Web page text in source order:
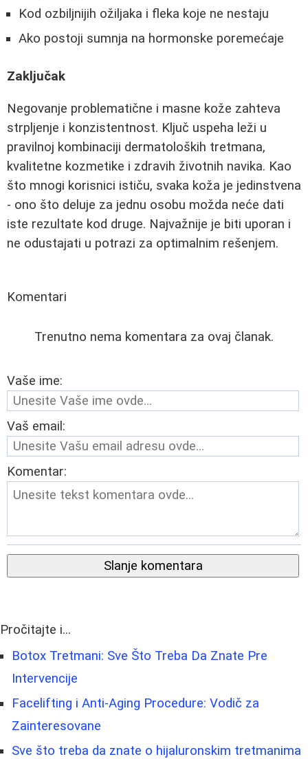
Kod ozbiljnijih ožiljaka i fleka koje ne nestaju
Ako postoji sumnja na hormonske poremećaje
Zaključak
Negovanje problematične i masne kože zahteva
strpljenje i konzistentnost. Ključ uspeha leži u
pravilnoj kombinaciji dermatoloških tretmana,
kvalitetne kozmetike i zdravih životnih navika. Kao
što mnogi korisnici ističu, svaka koža je jedinstvena
- ono što deluje za jednu osobu možda neće dati
iste rezultate kod druge. Najvažnije je biti uporan i
ne odustajati u potrazi za optimalnim rešenjem.
Komentari
Trenutno nema komentara za ovaj članak.
Vaše ime:
Vaš email:
Komentar:
Slanje komentara
Pročitajte i...
Botox Tretmani: Sve Što Treba Da Znate Pre
Intervencije
Facelifting i Anti-Aging Procedure: Vodič za
Zainteresovane
Sve što treba da znate o hijaluronskim tretmanima